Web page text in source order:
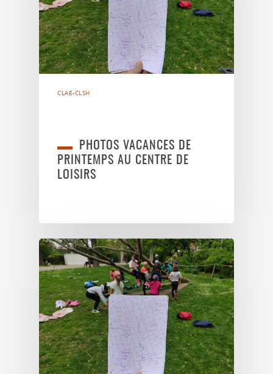
CLAE-CLSH
PHOTOS VACANCES DE
PRINTEMPS AU CENTRE DE
LOISIRS